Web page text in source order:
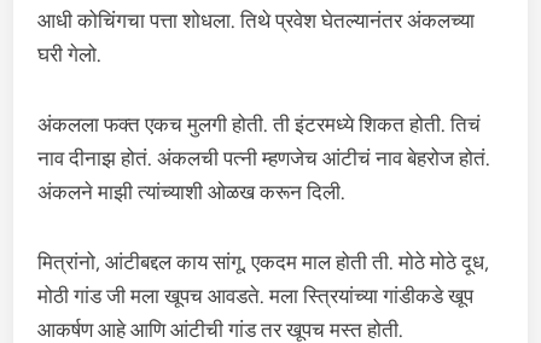
आधी कोचिंगचा पत्ता शोधला. तिथे प्रवेश घेतल्यानंतर अंकलच्या
घरी गेलो.
अंकलला फक्त एकच मुलगी होती. ती इंटरमध्ये शिकत होती. तिचं
नाव दीनाझ होतं. अंकलची पत्नी म्हणजेच आंटीचं नाव बेहरोज होतं.
अंकलने माझी त्यांच्याशी ओळख करून दिली.
मित्रांनो, आंटीबद्दल काय सांगू, एकदम माल होती ती. मोठे मोठे दूध,
मोठी गांड जी मला खूपच आवडते. मला स्त्रियांच्या गांडीकडे खूप
आकर्षण आहे आणि आंटीची गांड तर खूपच मस्त होती.